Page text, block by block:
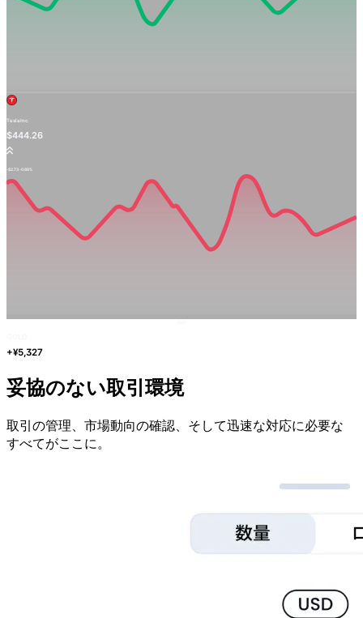
Tesla Inc.
$444.26
-$2.73 -0.66%
+¥5,327
妥協のない取引環境
取引の管理、 市場動向の確認、 そして迅速な対応に必要な
すべてがここに。